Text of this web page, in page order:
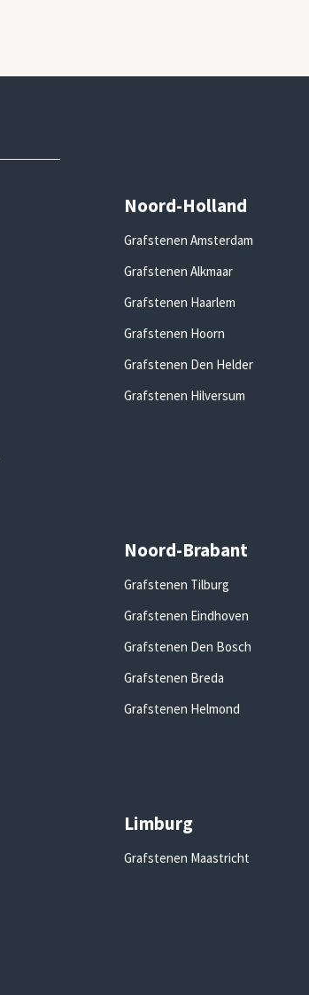
Noord-Holland
Grafstenen Amsterdam
Grafstenen Alkmaar
Grafstenen Haarlem
Grafstenen Hoorn
Grafstenen Den Helder
Grafstenen Hilversum
Noord-Brabant
Grafstenen Tilburg
Grafstenen Eindhoven
Grafstenen Den Bosch
Grafstenen Breda
Grafstenen Helmond
Limburg
Grafstenen Maastricht